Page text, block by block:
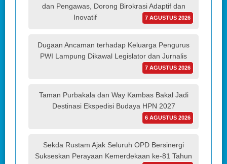
dan Pengawas, Dorong Birokrasi Adaptif dan
Inovatif
7 AGUSTUS 2026
Dugaan Ancaman terhadap Keluarga Pengurus
PWI Lampung Dikawal Legislator dan Jurnalis
7 AGUSTUS 2026
Taman Purbakala dan Way Kambas Bakal Jadi
Destinasi Ekspedisi Budaya HPN 2027
6 AGUSTUS 2026
Sekda Rustam Ajak Seluruh OPD Bersinergi
Sukseskan Perayaan Kemerdekaan ke-81 Tahun